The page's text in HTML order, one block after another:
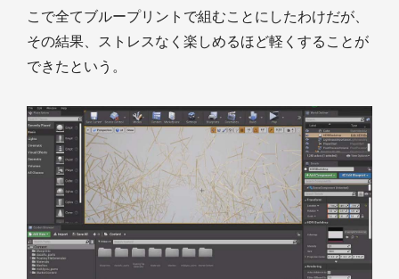
こで全てブループリントで組むことにしたわけだが、
その結果、ストレスなく楽しめるほど軽くすることが
できたという。